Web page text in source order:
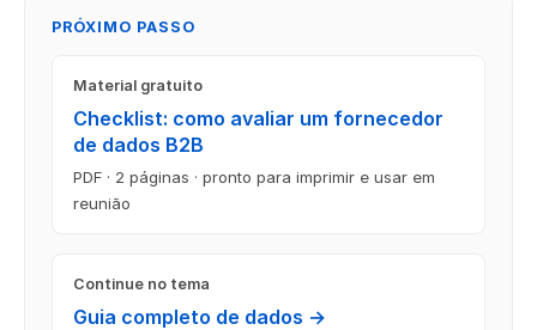
PRÓXIMO PASSO
Material gratuito
Checklist: como avaliar um fornecedor
de dados B2B
PDF · 2 páginas · pronto para imprimir e usar em
reunião
Continue no tema
Guia completo de dados →